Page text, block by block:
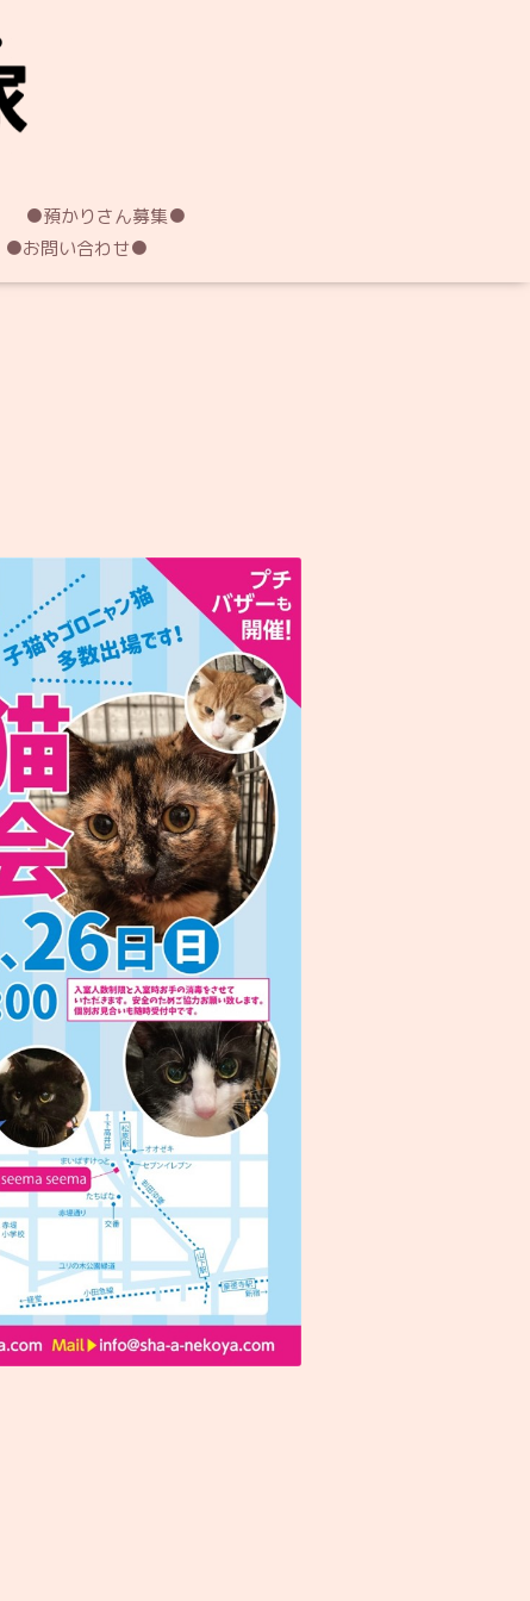
●預かりさん募集●
●お問い合わせ●